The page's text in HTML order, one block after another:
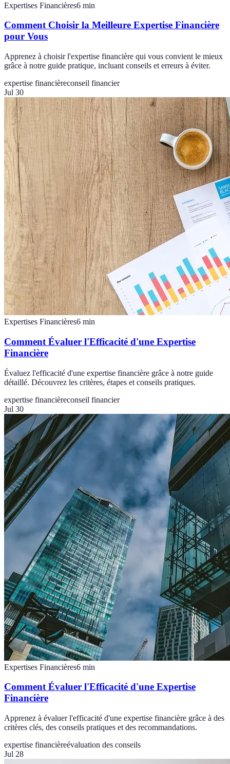
Expertises Financières6 min
Comment Choisir la Meilleure Expertise Financière
pour Vous
Apprenez à choisir l'expertise financière qui vous convient le mieux
grâce à notre guide pratique, incluant conseils et erreurs à éviter.
expertise financièreconseil financier
Jul 30
Expertises Financières6 min
Comment Évaluer l'Efficacité d'une Expertise
Financière
Évaluez l'efficacité d'une expertise financière grâce à notre guide
détaillé. Découvrez les critères, étapes et conseils pratiques.
expertise financièreconseil financier
Jul 30
Expertises Financières6 min
Comment Évaluer l'Efficacité d'une Expertise
Financière
Apprenez à évaluer l'efficacité d'une expertise financière grâce à des
critères clés, des conseils pratiques et des recommandations.
expertise financièreévaluation des conseils
Jul 28